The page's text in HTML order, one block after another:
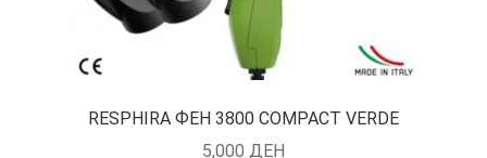
RESPHIRA ФЕН 3800 COMPACT VERDE
5,000 ДЕН